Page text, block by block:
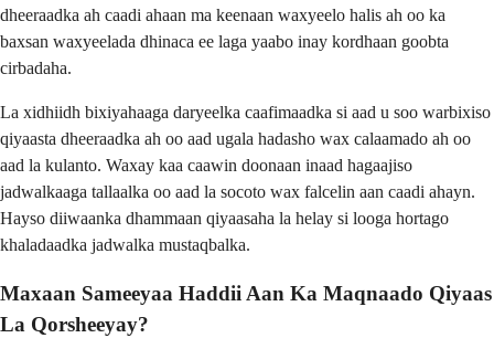
dheeraadka ah caadi ahaan ma keenaan waxyeelo halis ah oo ka
baxsan waxyeelada dhinaca ee laga yaabo inay kordhaan goobta
cirbadaha.
La xidhiidh bixiyahaaga daryeelka caafimaadka si aad u soo warbixiso
qiyaasta dheeraadka ah oo aad ugala hadasho wax calaamado ah oo
aad la kulanto. Waxay kaa caawin doonaan inaad hagaajiso
jadwalkaaga tallaalka oo aad la socoto wax falcelin aan caadi ahayn.
Hayso diiwaanka dhammaan qiyaasaha la helay si looga hortago
khaladaadka jadwalka mustaqbalka.
Maxaan Sameeyaa Haddii Aan Ka Maqnaado Qiyaas
La Qorsheeyay?